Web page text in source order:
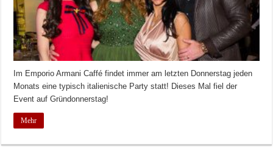
Im Emporio Armani Caffé findet immer am letzten Donnerstag jeden
Monats eine typisch italienische Party statt! Dieses Mal fiel der
Event auf Gründonnerstag!
Mehr